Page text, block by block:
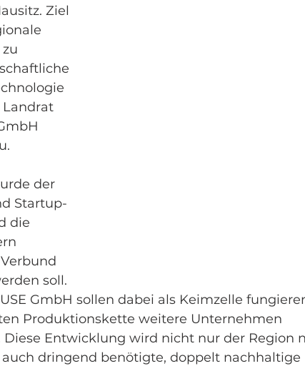
Ziel
Landrat
der
Startup-
die
soll.
GmbH sollen dabei als Keimzelle
Produktionskette weitere Unternehmen
Entwicklung wird nicht nur der Region
dringend benötigte, doppelt nachhaltige